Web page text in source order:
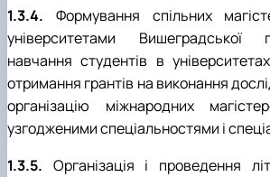
1.3.4. Формування спільних
університетами Вишеградської
навчання студентів в
отримання грантів на виконання
організацію міжнародних
узгодженими спеціальностями і
1.3.5. Організація і проведення